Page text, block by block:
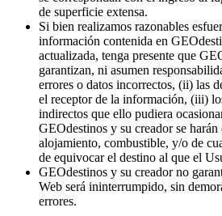
de superficie extensa.
Si bien realizamos razonables
información contenida en
actualizada, tenga presente que
garantizan, ni asumen
errores o datos incorrectos, (ii) las
el receptor de la información, (iii)
indirectos que ello pudiera
GEOdestinos y su creador se harán
alojamiento, combustible, y/o de
de equivocar el destino al que el
GEOdestinos y su creador no
Web será ininterrumpido, sin
errores.